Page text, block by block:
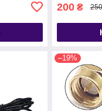
200 ₴
–19%